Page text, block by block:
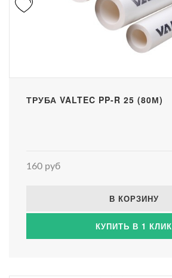
ТРУБА VALTEC PP-R 25 (80М)
160 руб
В КОРЗИНУ
КУПИТЬ В 1 КЛИК